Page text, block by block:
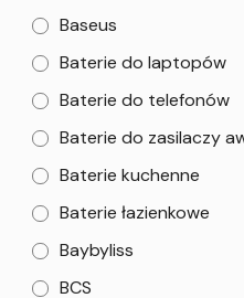
Baseus
Baterie do laptopów
Baterie do telefonów
Baterie do zasilaczy
Baterie kuchenne
Baterie łazienkowe
Baybyliss
BCS